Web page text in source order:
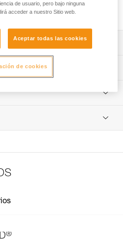
las linternas frontales
la utilización de la linterna.
fijada al cinturón...
TIKKID, TIKKINA, TIKKA,
®
de usuario, pero bajo ninguna
acceder a nuestro Sitio web.
Aceptar todas las cookies
de cookies